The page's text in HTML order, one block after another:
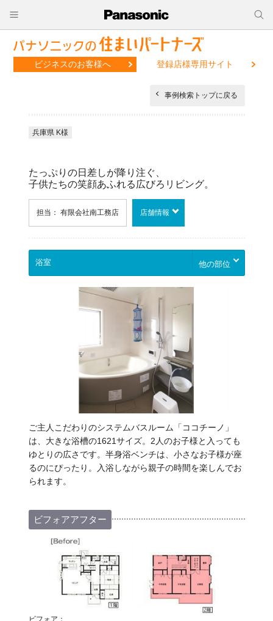
ビジネスのお客様へ 登録店様専用サイト
事例検索トップに戻る
兵庫県 K様
たっぷりの日差しが降り注ぐ、
子供たちの笑顔あふれる広びろリビング。
担当： 有限会社南工務店 店舗情報
他の部位
ご主人こだわりのシステムバスルーム「ココチーノ」
は、大きな浴槽の1621サイズ。2人のお子様と入っても
ゆとりの広さです。半身浴ベンチは、小さなお子様が座
るのにぴったり。入浴しながら親子の時間を楽しんでお
られます。
ビフォアアフター
ビフォア：